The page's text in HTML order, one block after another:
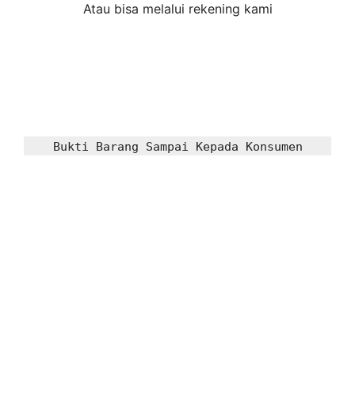
Atau bisa melalui rekening kami
Bukti Barang Sampai Kepada Konsumen